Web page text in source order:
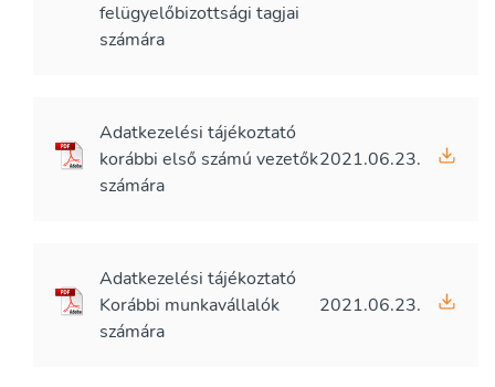
felügyelőbizottsági tagjai
számára
Adatkezelési tájékoztató
korábbi első számú vezetők
számára
2021.06.23.
Adatkezelési tájékoztató
Korábbi munkavállalók
számára
2021.06.23.